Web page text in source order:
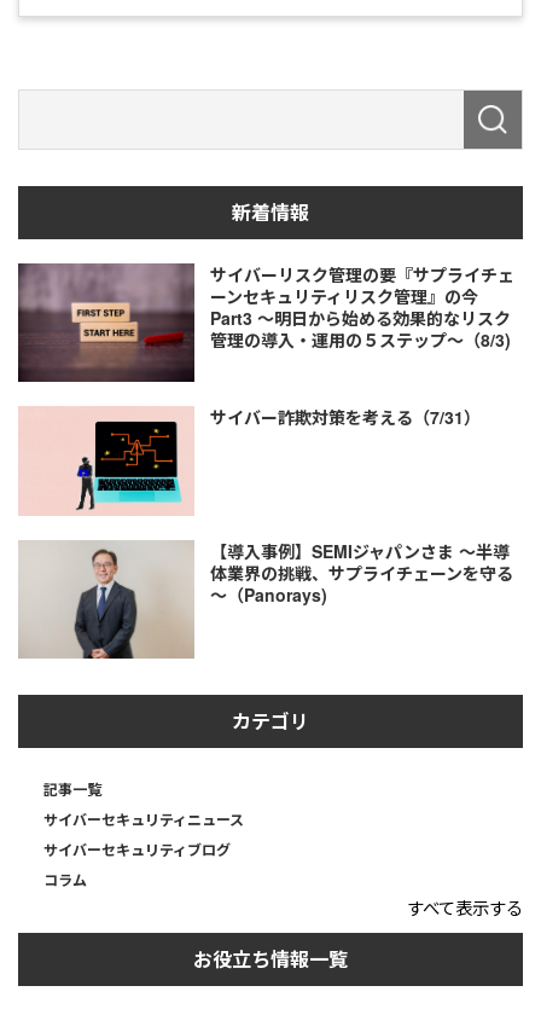
新着情報
サイバーリスク管理の要『サプライチェ
ーンセキュリティリスク管理』の今
Part3 ～明日から始める効果的なリスク
管理の導入・運用の５ステップ～（8/3)
サイバー詐欺対策を考える（7/31）
【導入事例】SEMIジャパンさま ～半導
体業界の挑戦、サプライチェーンを守る
～（Panorays)
カテゴリ
記事一覧
サイバーセキュリティニュース
サイバーセキュリティブログ
コラム
すべて表示する
お役立ち情報一覧